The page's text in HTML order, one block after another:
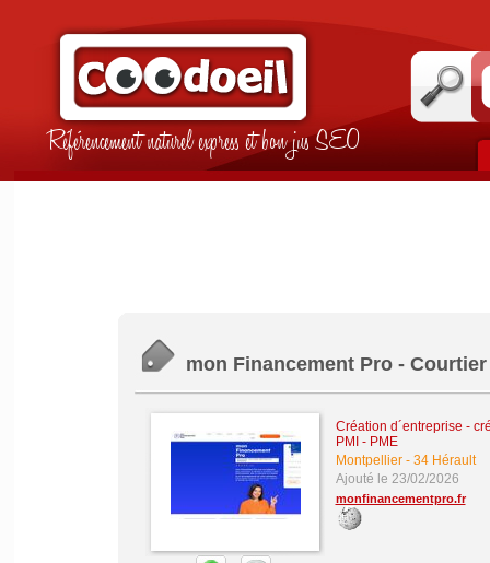
Référencement naturel express et bon jus SEO
mon Financement Pro -
Création d´entreprise -
PMI - PME
Montpellier- 34 Hérault
Ajouté le 23/02/2026
monfinancementpro.fr